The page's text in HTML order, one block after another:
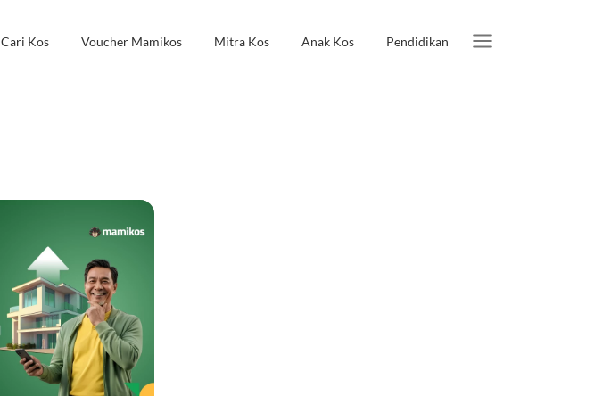
Cari Kos Voucher Mamikos Mitra Kos Anak Kos Pendidikan